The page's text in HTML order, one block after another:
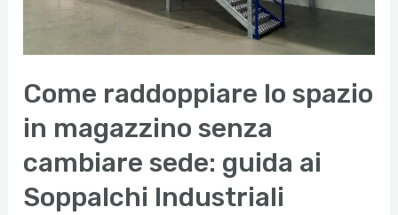
dopo
Come raddoppiare lo spazio
in magazzino senza
cambiare sede: guida ai
Soppalchi Industriali